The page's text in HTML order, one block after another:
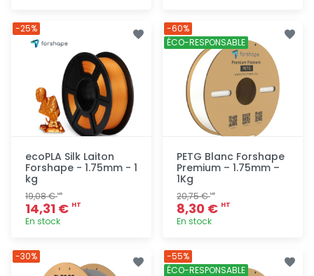
rapide
ecoPLA Silk Laiton
Forshape - 1.75mm - 1
kg
19,08 €HT
14,31 € HT
En stock
rapide
-25%
PETG Blanc Forshape
Premium – 1.75mm –
1Kg
20,75 €HT
8,30 € HT
En stock
rapide
-60%
ÉCO-RESPONSABLE
-30%
-55%
ÉCO-RESPONSABLE